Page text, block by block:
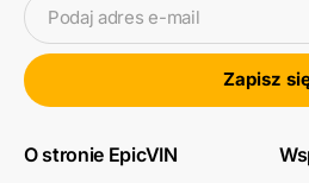
Podaj adres e-mail
Zapisz
O stronie EpicVIN